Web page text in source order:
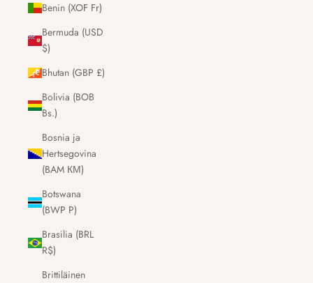
Benin (XOF Fr)
Bermuda (USD
$)
Bhutan (GBP £)
Bolivia (BOB
Bs.)
Bosnia ja
Hertsegovina
(BAM КМ)
Botswana
(BWP P)
Brasilia (BRL
R$)
Brittiläinen